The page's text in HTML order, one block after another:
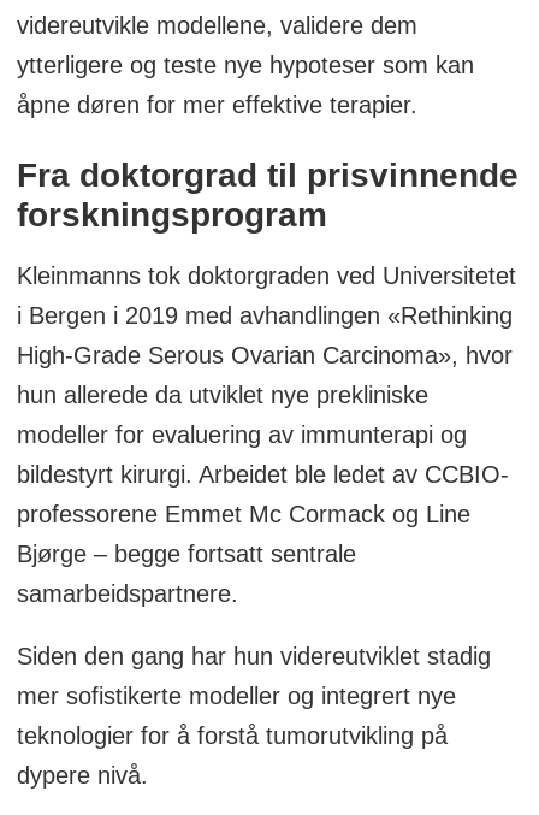
videreutvikle modellene, validere dem
ytterligere og teste nye hypoteser som kan
åpne døren for mer effektive terapier.
Fra doktorgrad til prisvinnende
forskningsprogram
Kleinmanns tok doktorgraden ved Universitetet
i Bergen i 2019 med avhandlingen «Rethinking
High-Grade Serous Ovarian Carcinoma», hvor
hun allerede da utviklet nye prekliniske
modeller for evaluering av immunterapi og
bildestyrt kirurgi. Arbeidet ble ledet av CCBIO-
professorene Emmet Mc Cormack og Line
Bjørge – begge fortsatt sentrale
samarbeidspartnere.
Siden den gang har hun videreutviklet stadig
mer sofistikerte modeller og integrert nye
teknologier for å forstå tumorutvikling på
dypere nivå.